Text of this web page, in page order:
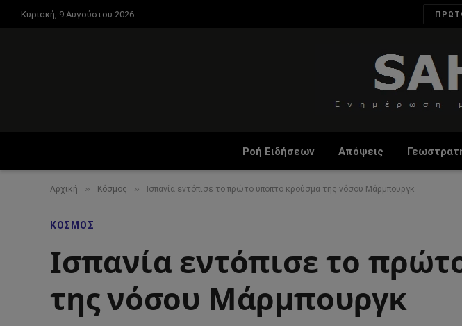
Κυριακή, 9 Αυγούστου 2026
Ροή Ειδήσεων Απόψεις
Αρχική » Κόσμος » Ισπανία εντόπισε το πρώτο ύποπτο κρούσμα της νόσου Μάρμπουργκ
ΚΌΣΜΟΣ
Ισπανία εντόπισε το
της νόσου Μάρμπουργκ